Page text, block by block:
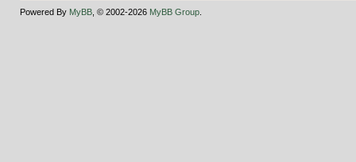
Powered By MyBB, © 2002-2026 MyBB Group.